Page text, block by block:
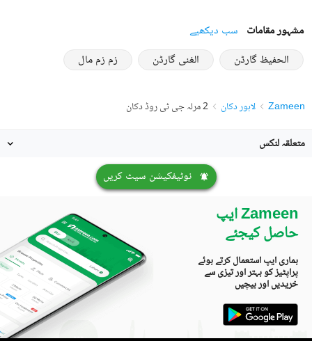
مشہور مقامات سب دیکھیے
الحفیظ گارڈن
الغنی گارڈن زم زم مال
Zameen لاہور دکان 2 مرلہ جی ٹی روڈ دکان
متعلقہ لنکس
نوٹیفکیشن سیٹ کریں
Zameen ایپ
حاصل کیجئے
ہماری ایپ استعمال کرتے ہوئے
پراپٹیز کو بہتر اور تیزی سے
خریدیں اور بیچیں